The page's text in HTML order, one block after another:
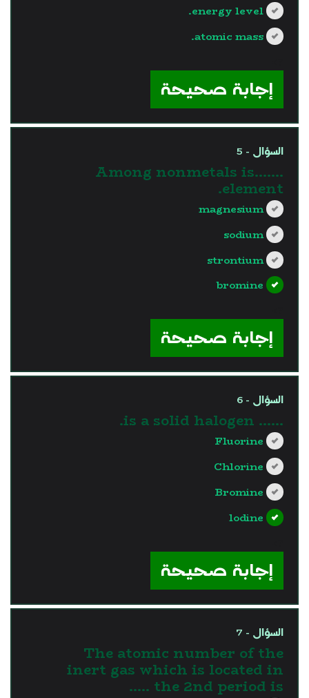
energy level.
atomic mass.
إجابة صحيحة
السؤال - 5
Among nonmetals is…….
element.
magnesium
sodium
strontium
bromine
إجابة صحيحة
السؤال - 6
...... is a solid halogen.
Fluorine
Chlorine
Bromine
lodine
إجابة صحيحة
السؤال - 7
The atomic number of the
inert gas which is located in
the 2nd period is …..